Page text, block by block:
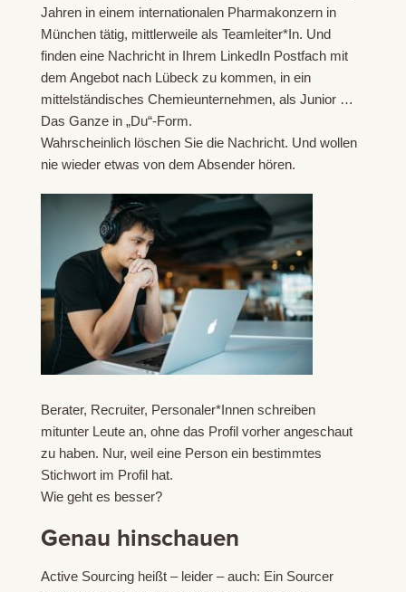
Jahren in einem internationalen Pharmakonzern in
München tätig, mittlerweile als Teamleiter*In. Und
finden eine Nachricht in Ihrem LinkedIn Postfach mit
dem Angebot nach Lübeck zu kommen, in ein
mittelständisches Chemieunternehmen, als Junior …
Das Ganze in „Du“-Form.
Wahrscheinlich löschen Sie die Nachricht. Und wollen
nie wieder etwas von dem Absender hören.
Berater, Recruiter, Personaler*Innen schreiben
mitunter Leute an, ohne das Profil vorher angeschaut
zu haben. Nur, weil eine Person ein bestimmtes
Stichwort im Profil hat.
Wie geht es besser?
Genau hinschauen
Active Sourcing heißt – leider – auch: Ein Sourcer